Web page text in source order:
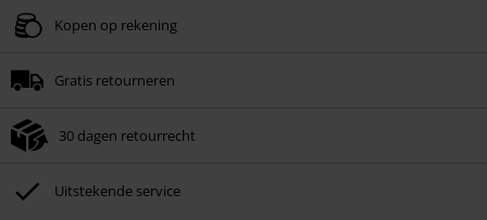
Geldig t/m 09-08-2026
Zodra je de code hebt ingevoerd, wordt de korting automatisch verrekend in
Kan niet gecombineerd worden met andere kortingscodes. Boeken, media,
Toten Hosen, Metality, cadeaubonnen en artikelen met een inbegrepen
donatie zijn uitgesloten van de korting.
Kopen op rekening
Gratis retourneren
30 dagen retourrecht
Uitstekende service